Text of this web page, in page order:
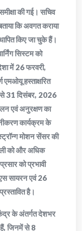
की गई। सचिव
कि अवगत कराया
किए जा चुके हैं।
सिस्टम को
में 26 फरवरी,
हस्ताक्षरित
31 दिसंबर, 2026
एवं अनुरक्षण का
कार्यक्रम के
मोशन सेंसर की
को और अधिक
को प्रभावी
सायरन एवं 26
है।
केंद्र के अंतर्गत देशभर
जिनमें से 8